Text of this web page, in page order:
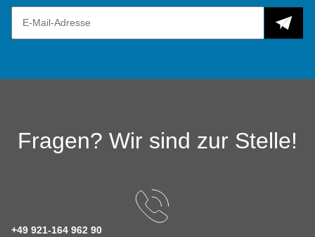
Fragen? Wir sind zur Stelle!
+49 921-164 962 90